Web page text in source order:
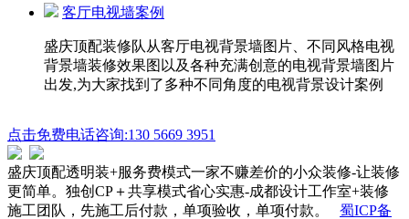
客厅电视墙案例
盛庆顶配装修队从客厅电视背景墙图片、不同风格电视
背景墙装修效果图以及各种充满创意的电视背景墙图片
出发,为大家找到了多种不同角度的电视背景设计案例
点击免费电话咨询:130 5669 3951
盛庆顶配透明装+服务费模式一家不赚差价的小众装修-让装修
更简单。独创CP＋共享模式省心实惠-成都设计工作室+装修
施工团队，先施工后付款，单项验收，单项付款。 蜀ICP备